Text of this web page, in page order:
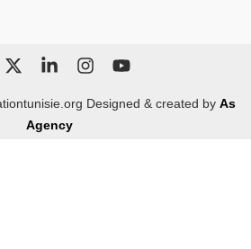
Designed & created by As
Agency​